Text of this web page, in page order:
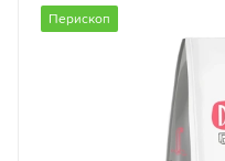
Перископ